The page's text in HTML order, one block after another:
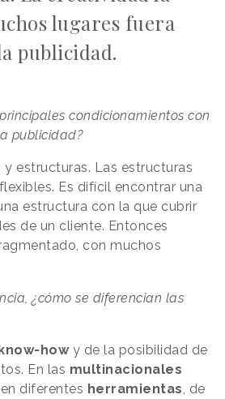
lugares fuera
publicidad.
condicionamientos con
publicidad?
y estructuras. Las estructuras
Es difícil encontrar una
estructura con la que cubrir
de un cliente. Entonces
con muchos
¿cómo se diferencian las
howy de la posibilidad de
En las multinacionales
diferentes herramientas , de